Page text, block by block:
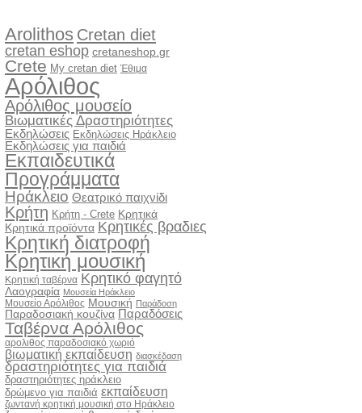
Arolithos Cretan diet
cretan eshop cretaneshop.gr
Crete My cretan diet Έθιμα
Αρόλιθος
Αρόλιθος μουσείο
Βιωματικές Δραστηριότητες
Εκδηλώσεις Εκδηλώσεις Ηράκλειο
Εκδηλώσεις για παιδιά
Εκπαιδευτικά
Προγράμματα
Ηράκλειο Θεατρικό παιχνίδι
Κρήτη Κρήτη - Crete Κρητικά
Κρητικά προϊόντα Κρητικές βραδιες
Κρητική διατροφή
Κρητική μουσική
Κρητική ταβέρνα Κρητικό φαγητό
Λαογραφία Μουσεία Ηράκλειο
Μουσείο Αρόλιθος Μουσική Παράδοση
Παραδοσιακή κουζίνα Παραδόσεις
Ταβέρνα Αρόλιθος
αρολιθος παραδοσιακό χωριό
βιωματική εκπαίδευση διασκέδαση
δραστηριότητες για παιδιά
δραστηριότητες ηράκλειο
δρώμενο για παιδιά εκπαίδευση
ζωντανή κρητική μουσική στο Ηράκλειο